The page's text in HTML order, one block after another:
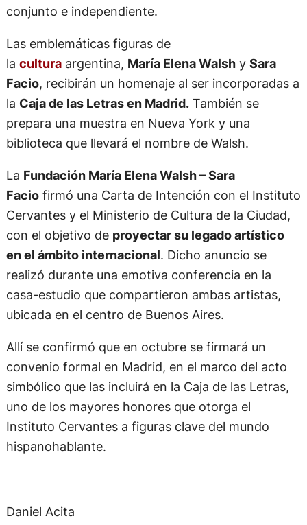
conjunto e independiente.
Las emblemáticas figuras de
la culturaargentina, María Elena Walshy Sara
Facio, recibirán un homenaje al ser incorporadas a
la Caja de las Letras en Madrid.También se
prepara una muestra en Nueva York y una
biblioteca que llevará el nombre de Walsh.
La Fundación María Elena Walsh – Sara
Faciofirmó una Carta de Intención con el Instituto
Cervantes y el Ministerio de Cultura de la Ciudad,
con el objetivo de proyectar su legado artístico
en el ámbito internacional. Dicho anuncio se
realizó durante una emotiva conferencia en la
casa-estudio que compartieron ambas artistas,
ubicada en el centro de Buenos Aires.
Allí se confirmó que en octubre se firmará un
convenio formal en Madrid, en el marco del acto
simbólico que las incluirá en la Caja de las Letras,
uno de los mayores honores que otorga el
Instituto Cervantes a figuras clave del mundo
hispanohablante.
Daniel Acita